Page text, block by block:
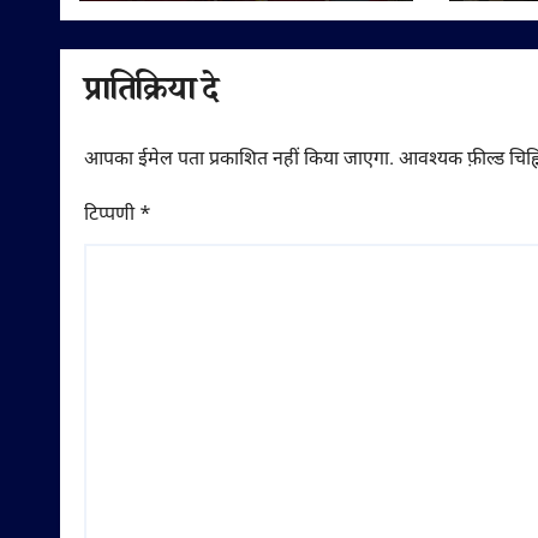
प्रातिक्रिया दे
आपका ईमेल पता प्रकाशित नहीं किया जाएगा. आवश्यक फ़ील्ड
टिप्पणी*